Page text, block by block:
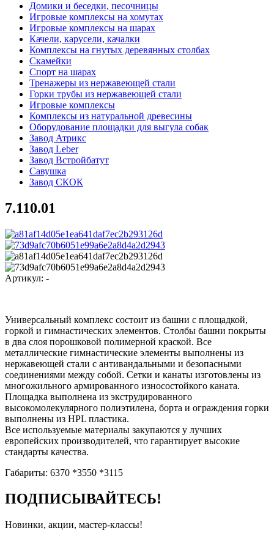
Домики и беседки, песочницы
Игровые комплексы на хомутах
Игровые комплексы на шарах
Качели, карусели, качалки
Комплексы на гнутых деревянных столбах
Скамейки
Спорт на шарах
Тренажеры из нержавеющей стали
Горки трубы из нержавеющей стали
Игровые комплексы
Комплексы из натуральной древесины
Оборудование площадки для выгула собак
Завод Атрикс
Завод Leber
Завод Встройбатут
Савушка
Завод СКОК
7.110.01
Артикул: -
Универсальный комплекс состоит из башни с площадкой,
горкой и гимнастических элементов. Столбы башни покрыты
в два слоя порошковой полимерной краской. Все
металлические гимнастические элементы выполнены из
нержавеющей стали с антивандальными и безопасными
соединениями между собой. Сетки и канаты изготовлены из
многожильного армированного износостойкого каната.
Площадка выполнена из экструдированного
высокомолекулярного полиэтилена, борта и ограждения горки
выполнены из HPL пластика.
Все используемые материалы закупаются у лучших
европейских производителей, что гарантирует высокие
стандарты качества.
Габариты: 6370 *3550 *3115
ПОДПИСЫВАЙТЕСЬ!
Новинки, акции, мастер-классы!